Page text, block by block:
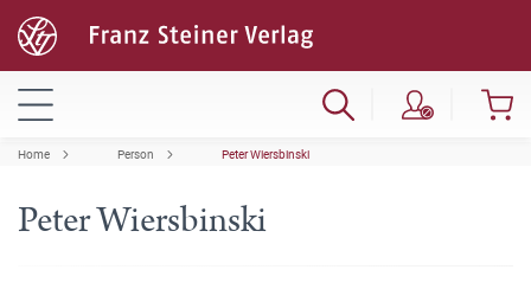
Home Person Peter Wiersbinski
Peter Wiersbinski